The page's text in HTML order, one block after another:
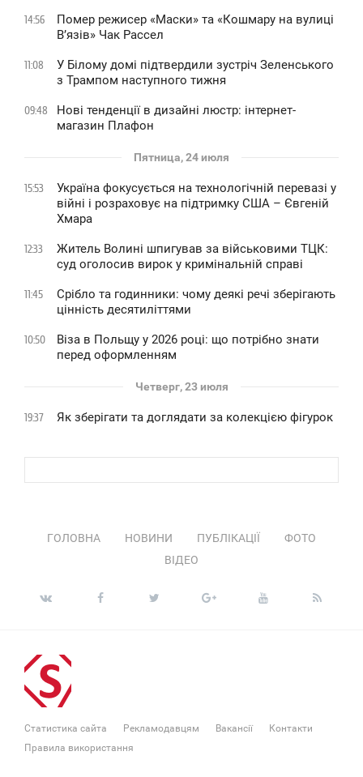
14:56
Помер режисер «Маски» та «Кошмару на вулиці
В’язів» Чак Рассел
11:08
У Білому домі підтвердили зустріч Зеленського
з Трампом наступного тижня
09:48
Нові тенденції в дизайні люстр: інтернет-
магазин Плафон
Пятница, 24 июля
15:53
Україна фокусується на технологічній перевазі у
війні і розраховує на підтримку США – Євгеній
Хмара
12:33
Житель Волині шпигував за військовими ТЦК:
суд оголосив вирок у кримінальній справі
11:45
Срібло та годинники: чому деякі речі зберігають
цінність десятиліттями
10:50
Віза в Польщу у 2026 році: що потрібно знати
перед оформленням
Четверг, 23 июля
19:37 Як зберігати та доглядати за колекцією фігурок
ГОЛОВНА НОВИНИ ПУБЛІКАЦІЇ
ФОТО
ВІДЕО
Статистика сайта Рекламодавцям Вакансії
Контакти
Правила використання